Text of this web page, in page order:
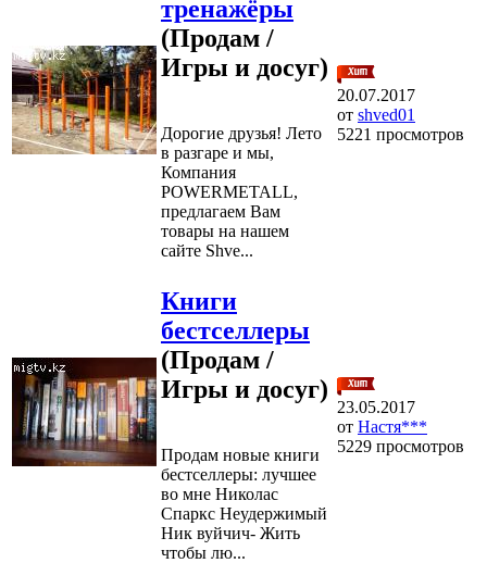
тренажёры
(Продам /
Игры и досуг)
Дорогие друзья! Лето
в разгаре и мы,
Компания
POWERMETALL,
предлагаем Вам
товары на нашем
сайте Shve...
20.07.2017
от shved01
5221 просмотров
Книги
бестселлеры
(Продам /
Игры и досуг)
Продам новые книги
бестселлеры: лучшее
во мне Николас
Спаркс Неудержимый
Ник вуйчич- Жить
чтобы лю...
23.05.2017
от Настя***
5229 просмотров